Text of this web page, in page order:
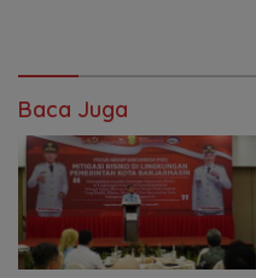
Baca Juga